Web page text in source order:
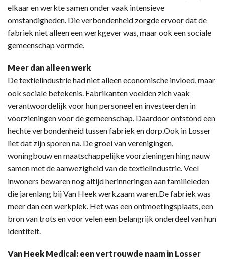
elkaar en werkte samen onder vaak intensieve
omstandigheden. Die verbondenheid zorgde ervoor dat de
fabriek niet alleen een werkgever was, maar ook een sociale
gemeenschap vormde.
Meer dan alleen werk
De textielindustrie had niet alleen economische invloed, maar
ook sociale betekenis. Fabrikanten voelden zich vaak
verantwoordelijk voor hun personeel en investeerden in
voorzieningen voor de gemeenschap. Daardoor ontstond een
hechte verbondenheid tussen fabriek en dorp.Ook in Losser
liet dat zijn sporen na. De groei van verenigingen,
woningbouw en maatschappelijke voorzieningen hing nauw
samen met de aanwezigheid van de textielindustrie. Veel
inwoners bewaren nog altijd herinneringen aan familieleden
die jarenlang bij Van Heek werkzaam waren.De fabriek was
meer dan een werkplek. Het was een ontmoetingsplaats, een
bron van trots en voor velen een belangrijk onderdeel van hun
identiteit.
Van Heek Medical: een vertrouwde naam in Losser